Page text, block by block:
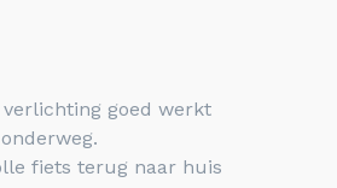
goed werkt
fiets terug naar huis